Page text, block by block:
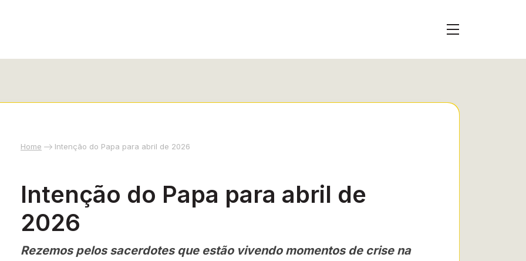
Home Intenção do Papa para abril de 2026
Intenção do Papa para abril de
2026
Rezemos pelos sacerdotes que estão vivendo momentos de crise na